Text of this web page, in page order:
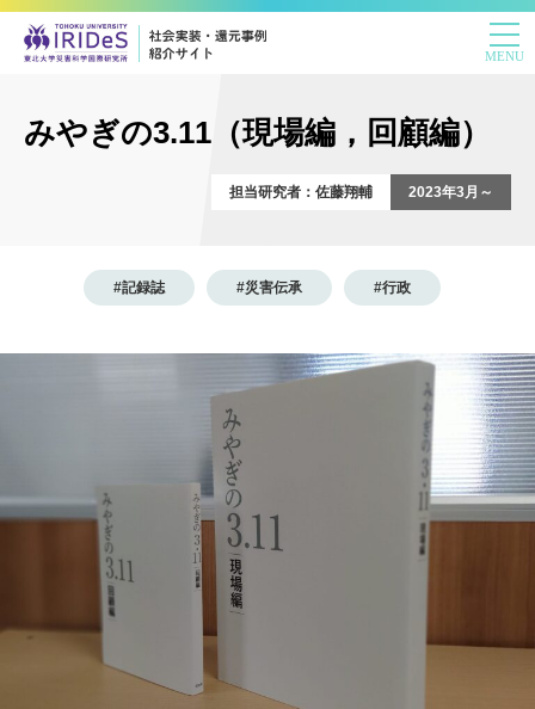
みやぎの3.11（現場編，回顧編）
担当研究者：佐藤翔輔 2023年3月～
#記録誌 #災害伝承 #行政